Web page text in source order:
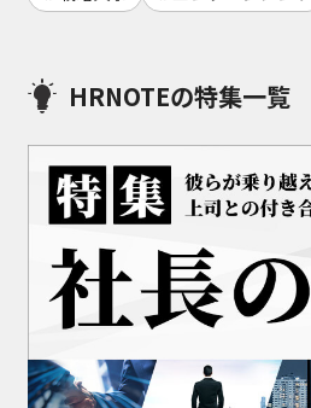
HRNOTEの特集一覧